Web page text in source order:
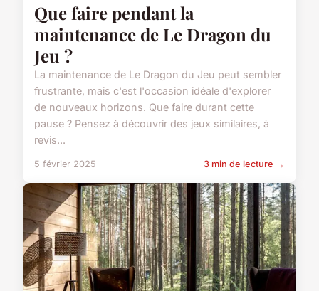
Que faire pendant la
maintenance de Le Dragon du
Jeu ?
La maintenance de Le Dragon du Jeu peut sembler
frustrante, mais c'est l'occasion idéale d'explorer
de nouveaux horizons. Que faire durant cette
pause ? Pensez à découvrir des jeux similaires, à
revis...
5 février 2025 3 min de lecture →